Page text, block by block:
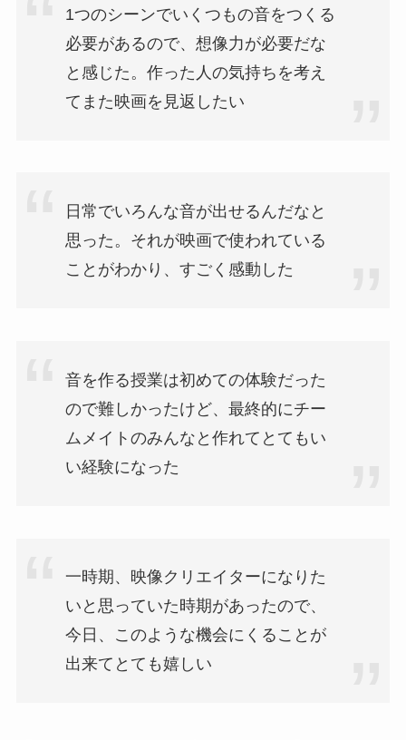
1つのシーンでいくつもの音をつくる
必要があるので、想像力が必要だな
と感じた。作った人の気持ちを考え
てまた映画を見返したい
日常でいろんな音が出せるんだなと
思った。それが映画で使われている
ことがわかり、すごく感動した
音を作る授業は初めての体験だった
ので難しかったけど、最終的にチー
ムメイトのみんなと作れてとてもい
い経験になった
一時期、映像クリエイターになりた
いと思っていた時期があったので、
今日、このような機会にくることが
出来てとても嬉しい